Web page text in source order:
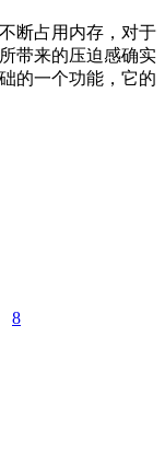
断占用内存，对于
带来的压迫感确实
的一个功能，它的
8